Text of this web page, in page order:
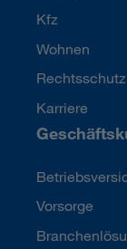
Kfz
Wohnen
Rechtsschutz
Karriere
Vorsorge